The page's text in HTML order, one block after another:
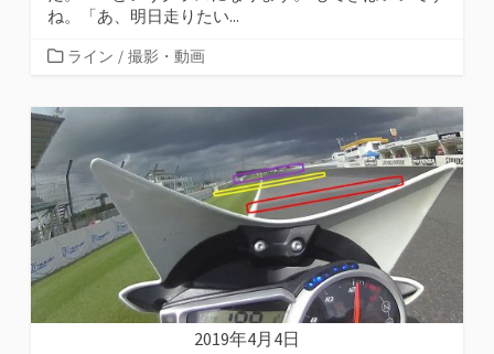
ね。「あ、明日走りたい...
カ
ゴ
ー
ライン / 撮影・動画
2019年4月4日